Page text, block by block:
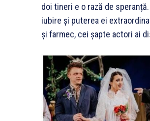
doi tineri e o rază de
iubire și puterea ei
și farmec, cei șapte actori ai